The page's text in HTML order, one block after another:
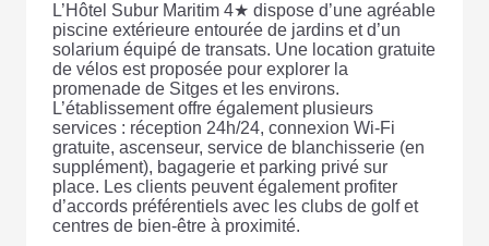
L’Hôtel Subur Maritim 4★ dispose d’une agréable
piscine extérieure entourée de jardins et d’un
solarium équipé de transats. Une location gratuite
de vélos est proposée pour explorer la
promenade de Sitges et les environs.
L’établissement offre également plusieurs
services : réception 24h/24, connexion Wi-Fi
gratuite, ascenseur, service de blanchisserie (en
supplément), bagagerie et parking privé sur
place. Les clients peuvent également profiter
d’accords préférentiels avec les clubs de golf et
centres de bien-être à proximité.